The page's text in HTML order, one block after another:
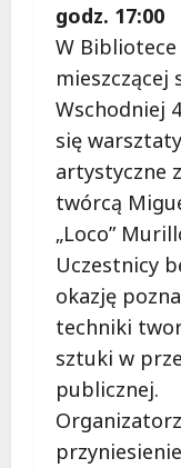
godz. 17:00
W Bibliotece
mieszczącej
Wschodniej
się warsztaty
artystyczne
twórcą
„Loco”
Uczestnicy
okazję
techniki
sztuki w
publicznej.